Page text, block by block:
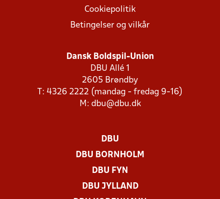
Cookiepolitik
Betingelser og vilkår
Dansk Boldspil-Union
DBU Allé 1
2605 Brøndby
T: 4326 2222 (mandag - fredag 9-16)
M: dbu@dbu.dk
DBU
DBU BORNHOLM
DBU FYN
DBU JYLLAND